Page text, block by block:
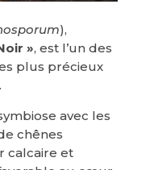
),
», est l’un des
plus précieux
avec les
chênes
calcaire et